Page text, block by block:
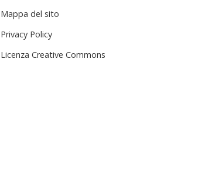
Mappa del sito
Privacy Policy
Licenza Creative Commons